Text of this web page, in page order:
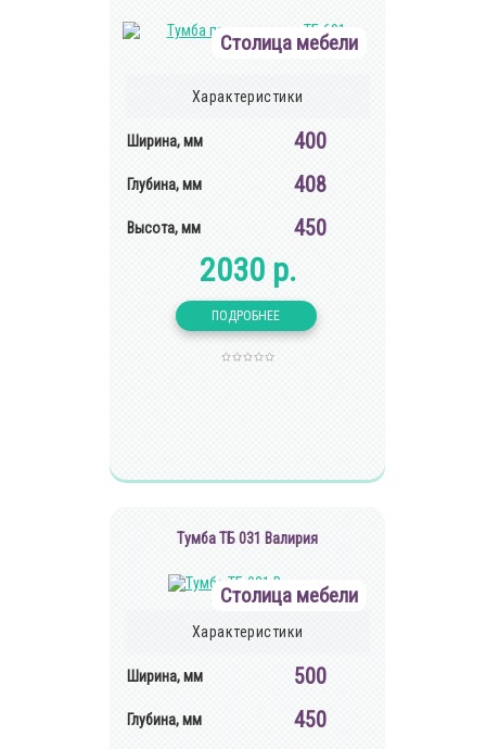
Столица мебели
Характеристики
Ширина, мм 400
Глубина, мм 408
Высота, мм 450
2030 р.
Тумба ТБ 031 Валирия
Столица мебели
Характеристики
Ширина, мм 500
Глубина, мм 450